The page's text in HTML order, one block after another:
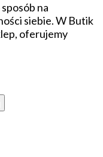
na
siebie. W Butik
oferujemy